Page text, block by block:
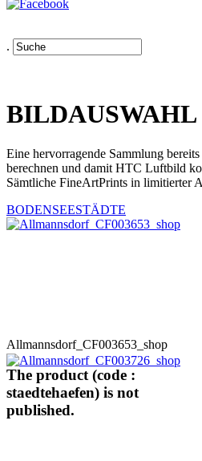
.
BILDAUSWAHL
Eine hervorragende Sammlung
berechnen und damit HTC Luftbild
Sämtliche FineArtPrints in limitierter
BODENSEESTÄDTE
Allmannsdorf_CF003653_shop
The product (code :
staedtehaefen) is not
published.